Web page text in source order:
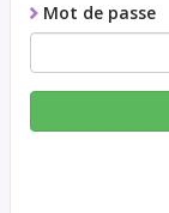
Mot de passe